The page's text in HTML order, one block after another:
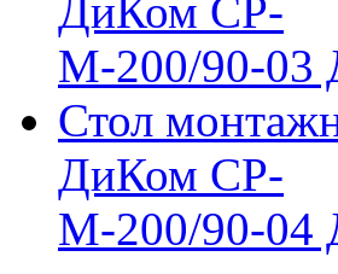
ДиКом СР-
М-200/90-03
Стол
ДиКом СР-
М-200/90-04